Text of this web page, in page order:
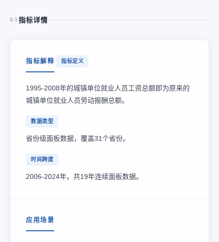
03 指标详情
指标解释 指标定义
1995-2008年的城镇单位就业人员工资总额即为原来的
城镇单位就业人员劳动报酬总额。
数据类型
省份级面板数据，覆盖31个省份。
时间跨度
2006-2024年，共19年连续面板数据。
应用场景